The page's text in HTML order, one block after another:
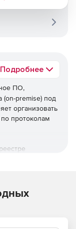
Подробнее
ПО,
(on-premise) под
организовать
протоколам